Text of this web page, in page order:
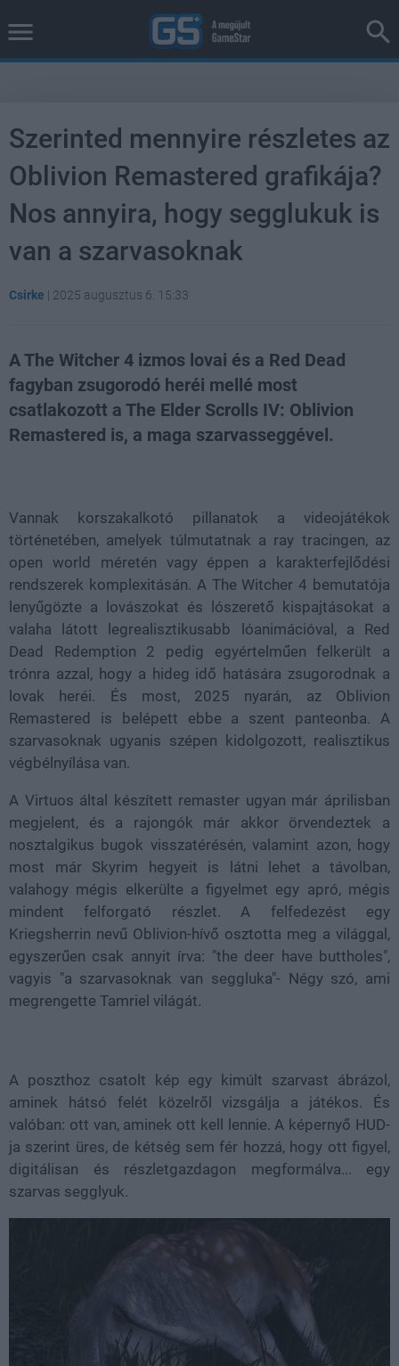
Szerinted mennyire részletes az
Oblivion Remastered grafikája?
Nos annyira, hogy segglukuk is
van a szarvasoknak
Csirke | 2025 augusztus 6. 15:33
A The Witcher 4 izmos lovai és a Red Dead
fagyban zsugorodó heréi mellé most
csatlakozott a The Elder Scrolls IV: Oblivion
Remastered is, a maga szarvasseggével.
Vannak korszakalkotó pillanatok a videojátékok
történetében, amelyek túlmutatnak a ray tracingen, az
open world méretén vagy éppen a karakterfejlődési
rendszerek komplexitásán. A The Witcher 4 bemutatója
lenyűgözte a lovászokat és lószerető kispajtásokat a
valaha látott legrealisztikusabb lóanimációval, a Red
Dead Redemption 2 pedig egyértelműen felkerült a
trónra azzal, hogy a hideg idő hatására zsugorodnak a
lovak heréi. És most, 2025 nyarán, az Oblivion
Remastered is belépett ebbe a szent panteonba. A
szarvasoknak ugyanis szépen kidolgozott, realisztikus
végbélnyílása van.
A Virtuos által készített remaster ugyan már áprilisban
megjelent, és a rajongók már akkor örvendeztek a
nosztalgikus bugok visszatérésén, valamint azon, hogy
most már Skyrim hegyeit is látni lehet a távolban,
valahogy mégis elkerülte a figyelmet egy apró, mégis
mindent felforgató részlet. A felfedezést egy
Kriegsherrin nevű Oblivion-hívő osztotta meg a világgal,
egyszerűen csak annyit írva: "the deer have buttholes",
vagyis "a szarvasoknak van seggluka"- Négy szó, ami
megrengette Tamriel világát.
A poszthoz csatolt kép egy kimúlt szarvast ábrázol,
aminek hátsó felét közelről vizsgálja a játékos. És
valóban: ott van, aminek ott kell lennie. A képernyő HUD-
ja szerint üres, de kétség sem fér hozzá, hogy ott figyel,
digitálisan és részletgazdagon megformálva... egy
szarvas segglyuk.